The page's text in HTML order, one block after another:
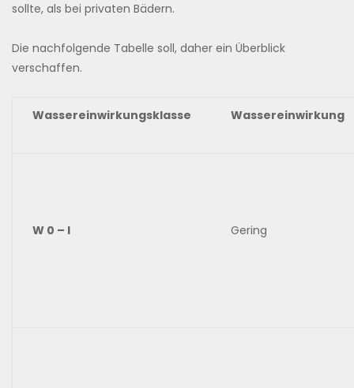
sollte, als bei privaten Bädern.
Die nachfolgende Tabelle soll, daher ein Überblick
verschaffen.
Wassereinwirkungsklasse Wassereinwirkung
W 0 – I Gering